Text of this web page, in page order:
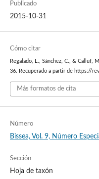
Publicado
2015-10-31
Cómo citar
Regalado, L., Sánchez, C., & Calluf,
36. Recuperado a partir de https://
Más formatos de cita
Número
Bissea, Vol. 9, Número
Sección
Hoja de taxón